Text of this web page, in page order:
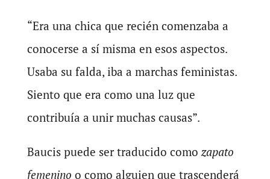
“Era una chica que recién comenzaba a
conocerse a sí misma en esos aspectos.
Usaba su falda, iba a marchas feministas.
Siento que era como una luz que
contribuía a unir muchas causas”.
Baucis puede ser traducido comozapato
femenino o como alguien que trascenderá